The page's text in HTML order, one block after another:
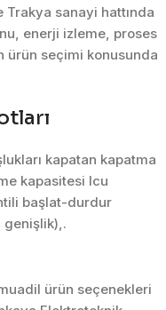
sanayi hattında
enerji izleme, proses
ürün seçimi konusunda
kapatan kapatma
kapasitesi Icu
başlat-durdur
genişlik),.
ürün seçenekleri